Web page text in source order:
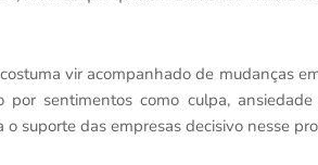
vir acompanhado de mudanças
sentimentos como culpa,
suporte das empresas decisivo nesse